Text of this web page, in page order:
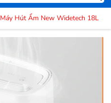
Máy Hút Ẩm New Widetech 18L